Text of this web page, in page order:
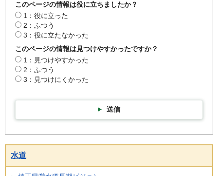
このページの情報は役に立ちましたか？
1：役に立った
2：ふつう
3：役に立たなかった
このページの情報は見つけやすかったですか？
1：見つけやすかった
2：ふつう
3：見つけにくかった
送信
水道